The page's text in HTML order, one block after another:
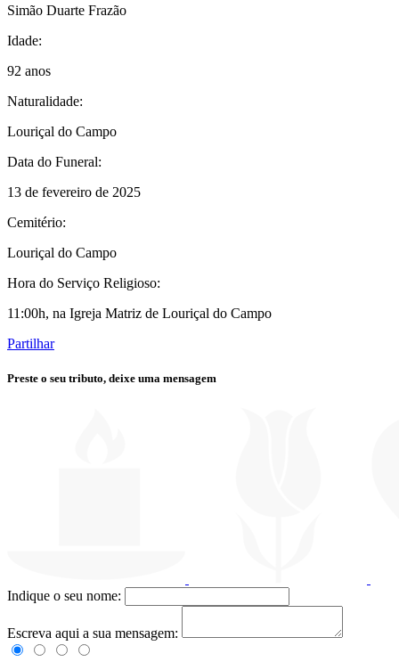
Simão Duarte Frazão
Idade:
92 anos
Naturalidade:
Louriçal do Campo
Data do Funeral:
13 de fevereiro de 2025
Cemitério:
Louriçal do Campo
Hora do Serviço Religioso:
11:00h, na Igreja Matriz de Louriçal do Campo
Partilhar
Preste o seu tributo, deixe uma mensagem
Indique o seu nome:
Escreva aqui a sua mensagem: